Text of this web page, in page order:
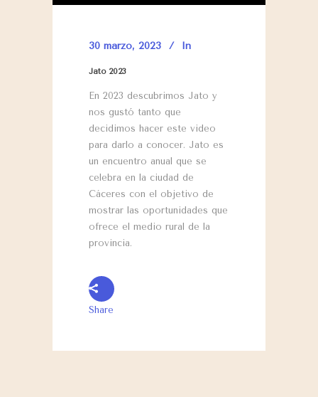
30 marzo, 2023 In
Jato 2023
En 2023 descubrimos Jato y
nos gustó tanto que
decidimos hacer este video
para darlo a conocer. Jato es
un encuentro anual que se
celebra en la ciudad de
Cáceres con el objetivo de
mostrar las oportunidades que
ofrece el medio rural de la
provincia.
Share